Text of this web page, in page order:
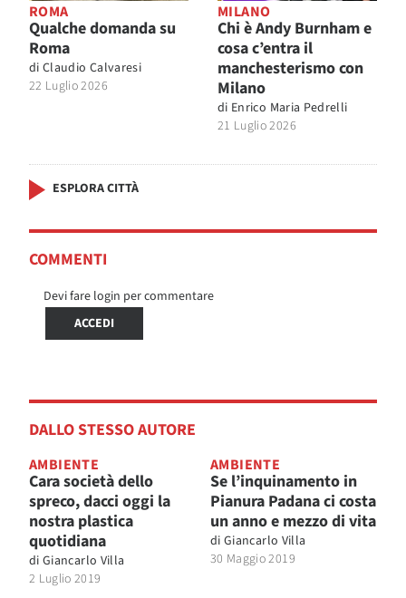
ROMA
Qualche domanda su
Roma
di Claudio Calvaresi
22 Luglio 2026
MILANO
Chi è Andy Burnham e
cosa c’entra il
manchesterismo con
Milano
di Enrico Maria Pedrelli
21 Luglio 2026
ESPLORA CITTÀ
COMMENTI
Devi fare login per commentare
ACCEDI
DALLO STESSO AUTORE
AMBIENTE
Cara società dello
spreco, dacci oggi la
nostra plastica
quotidiana
di Giancarlo Villa
2 Luglio 2019
AMBIENTE
Se l’inquinamento in
Pianura Padana ci costa
un anno e mezzo di vita
di Giancarlo Villa
30 Maggio 2019